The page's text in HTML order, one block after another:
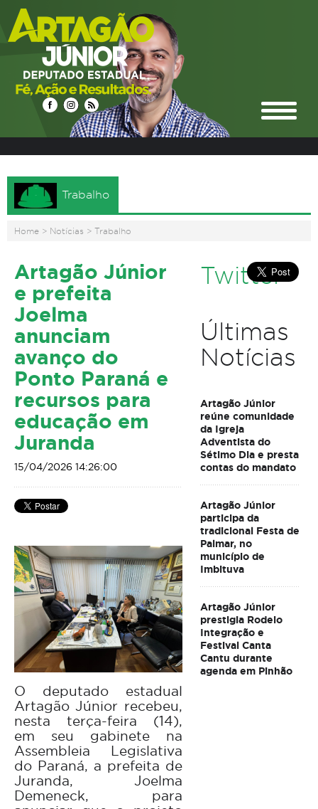
Trabalho
Home > Notícias > Trabalho
Artagão Júnior
e prefeita
Joelma
anunciam
avanço do
Ponto Paraná e
recursos para
educação em
Juranda
15/04/2026 14:26:00
O deputado estadual
Artagão Júnior recebeu,
nesta terça-feira (14),
em seu gabinete na
Assembleia Legislativa
do Paraná, a prefeita de
Juranda, Joelma
Demeneck, para
Twitter
Últimas
Notícias
Artagão Júnior
reúne comunidade
da Igreja
Adventista do
Sétimo Dia e presta
contas do mandato
Artagão Júnior
participa da
tradicional Festa de
Palmar, no
município de
Imbituva
Artagão Júnior
prestigia Rodeio
Integração e
Festival Canta
Cantu durante
agenda em Pinhão